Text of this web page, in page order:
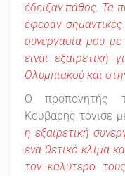
έδειξαν πάθος. Τα
έφεραν
συνεργασία μου
ειναι εξαιρετική
Ολυμπιακού και
Ο προπονητής
Κούβαρης τόνισε
η εξαιρετική
ενα θετικό κλίμα
τον καλύτερο